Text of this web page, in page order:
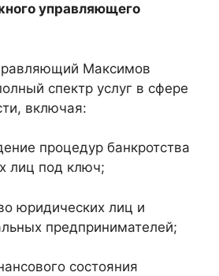
управляющего
Максимов
спектр услуг в сфере
включая:
процедур банкротства
лиц под ключ;
юридических лиц и
предпринимателей;
состояния